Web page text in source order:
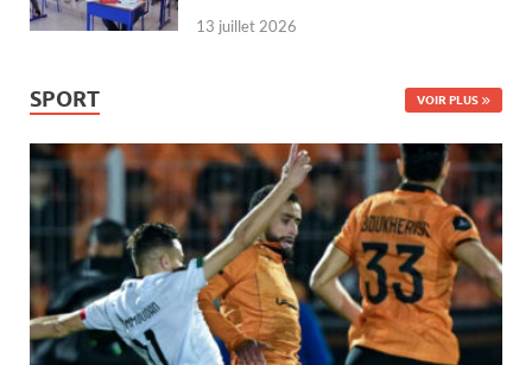
13 juillet 2026
SPORT VOIR PLUS